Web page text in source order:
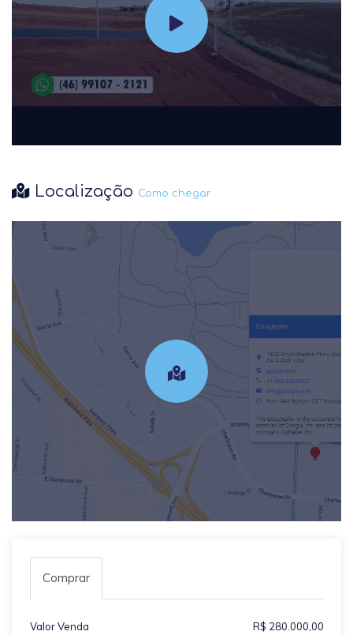
Localização Como chegar
Comprar
Valor Venda R$ 280.000,00